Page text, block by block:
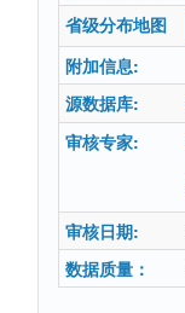
省级分布地图
附加信息:
源数据库:
审核专家:
审核日期:
数据质量：